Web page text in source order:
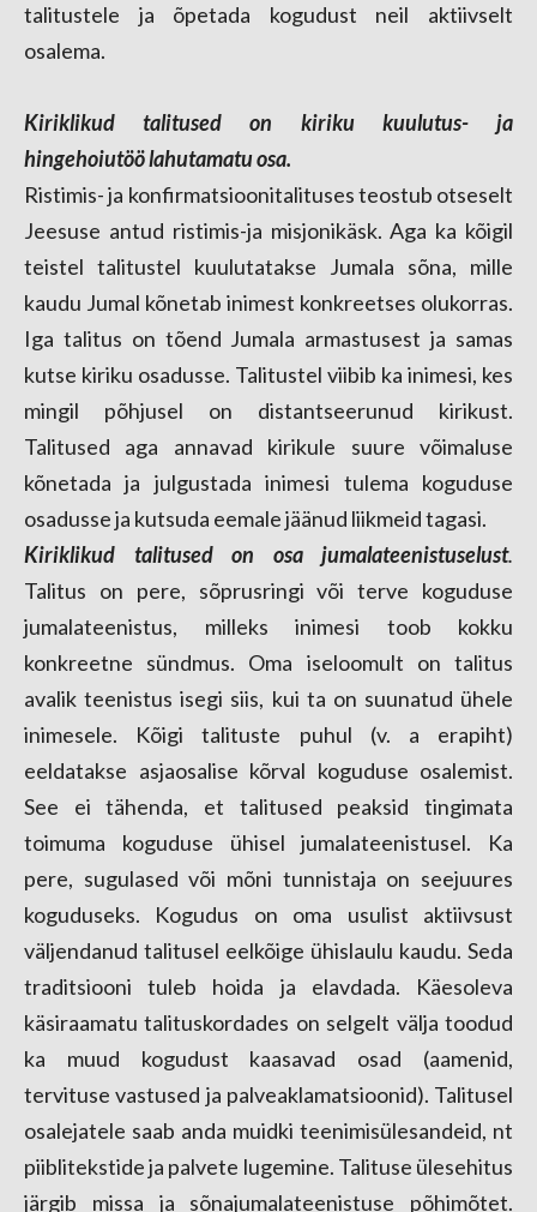
talitustele ja õpetada kogudust neil aktiivselt
osalema.
Kiriklikud talitused on kiriku kuulutus- ja
hingehoiutöö lahutamatu osa.
Ristimis- ja konfirmatsioonitalituses teostub otseselt
Jeesuse antud ristimis-ja misjonikäsk. Aga ka kõigil
teistel talitustel kuulutatakse Jumala sõna, mille
kaudu Jumal kõnetab inimest konkreetses olukorras.
Iga talitus on tõend Jumala armastusest ja samas
kutse kiriku osadusse. Talitustel viibib ka inimesi, kes
mingil põhjusel on distantseerunud kirikust.
Talitused aga annavad kirikule suure võimaluse
kõnetada ja julgustada inimesi tulema koguduse
osadusse ja kutsuda eemale jäänud liikmeid tagasi.
Kiriklikud talitused on osa jumalateenistuselust.
Talitus on pere, sõprusringi või terve koguduse
jumalateenistus, milleks inimesi toob kokku
konkreetne sündmus. Oma iseloomult on talitus
avalik teenistus isegi siis, kui ta on suunatud ühele
inimesele. Kõigi talituste puhul (v. a erapiht)
eeldatakse asjaosalise kõrval koguduse osalemist.
See ei tähenda, et talitused peaksid tingimata
toimuma koguduse ühisel jumalateenistusel. Ka
pere, sugulased või mõni tunnistaja on seejuures
koguduseks. Kogudus on oma usulist aktiivsust
väljendanud talitusel eelkõige ühislaulu kaudu. Seda
traditsiooni tuleb hoida ja elavdada. Käesoleva
käsiraamatu talituskordades on selgelt välja toodud
ka muud kogudust kaasavad osad (aamenid,
tervituse vastused ja palveaklamatsioonid). Talitusel
osalejatele saab anda muidki teenimisülesandeid, nt
piiblitekstide ja palvete lugemine. Talituse ülesehitus
järgib missa ja sõnajumalateenistuse põhimõtet.